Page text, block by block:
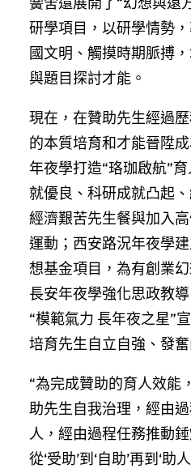
研學項目，以研學情勢
國文明、觸摸時期脈搏
與題目探討才能。
現在，在贊助先生經過
的本質培育和才能晉陞
年夜學打造“珞珈啟航”
就優良、科研成就凸起
經濟艱苦先生餐與加入
運動；西安路況年夜學
想基金項目，為有創業
長安年夜學強化思政教
“模範氣力 長年夜之星”
培育先生自立自強、發
“為完成贊助的育人效能
助先生自我治理，經由
人，經由過程任務推動
從‘受助’到‘自助’再到‘